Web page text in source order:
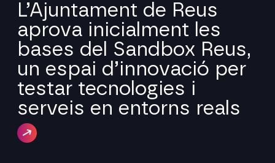
L’Ajuntament de Reus
aprova inicialment les
bases del Sandbox Reus,
un espai d’innovació per
testar tecnologies i
serveis en entorns reals